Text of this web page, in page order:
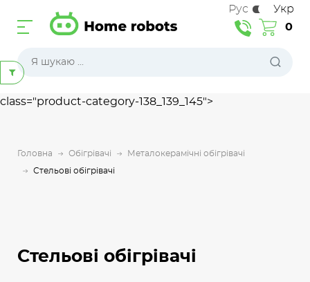
class="product-category-138_139_145">
0
Рус Укр
Головна Обігрівачі Металокерамічні обігрівачі
Стельові обігрівачі
Стельові обігрівачі